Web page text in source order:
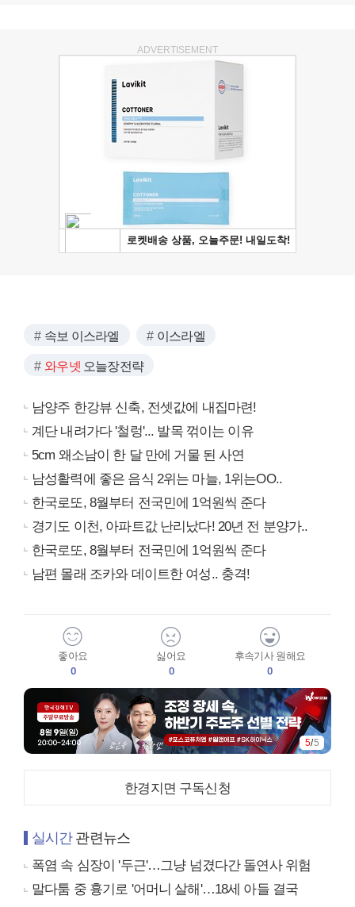
ADVERTISEMENT
속보 이스라엘 이스라엘
와우넷 오늘장전략
남양주 한강뷰 신축, 전셋값에 내집마련!
계단 내려가다 '철렁'... 발목 꺾이는 이유
5cm 왜소남이 한 달 만에 거물 된 사연
남성활력에 좋은 음식 2위는 마늘, 1위는OO..
한국로또, 8월부터 전국민에 1억원씩 준다
경기도 이천, 아파트값 난리났다! 20년 전 분양가..
한국로또, 8월부터 전국민에 1억원씩 준다
남편 몰래 조카와 데이트한 여성.. 충격!
좋아요
0
싫어요
0
후속기사 원해요
0
5/5
한경지면 구독신청
실시간관련뉴스
폭염 속 심장이 '두근'…그냥 넘겼다간 돌연사 위험
말다툼 중 흉기로 '어머니 살해'…18세 아들 결국